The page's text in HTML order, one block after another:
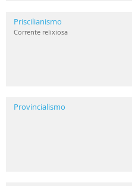
Priscilianismo
Corrente relixiosa
Provincialismo